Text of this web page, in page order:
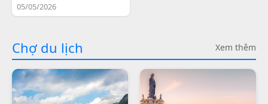
05/05/2026
Chợ du lịch Xem thêm